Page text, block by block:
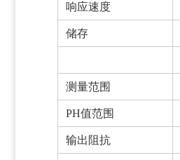
响应速度
储存
测量范围
PH值范围
输出阻抗